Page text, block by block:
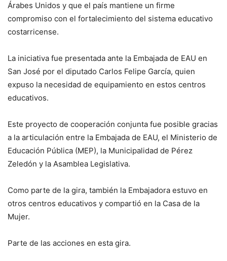
Árabes Unidos y que el país mantiene un firme
compromiso con el fortalecimiento del sistema educativo
costarricense.
La iniciativa fue presentada ante la Embajada de EAU en
San José por el diputado Carlos Felipe García, quien
expuso la necesidad de equipamiento en estos centros
educativos.
Este proyecto de cooperación conjunta fue posible gracias
a la articulación entre la Embajada de EAU, el Ministerio de
Educación Pública (MEP), la Municipalidad de Pérez
Zeledón y la Asamblea Legislativa.
Como parte de la gira, también la Embajadora estuvo en
otros centros educativos y compartió en la Casa de la
Mujer.
Parte de las acciones en esta gira.